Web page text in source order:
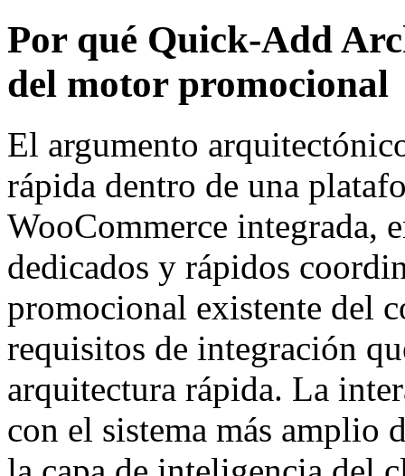
Por qué Quick-Add
del motor promocional
El argumento
rápida dentro de una
WooCommerce integrada,
dedicados y rápidos
promocional existente del
requisitos de integración
arquitectura rápida. La
con el sistema más amplio